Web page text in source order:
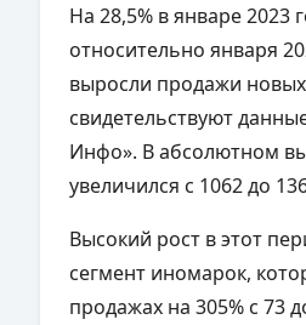
На 28,5% в январе 2023
относительно января
выросли продажи
свидетельствуют
Инфо». В абсолютном
увеличился с 1062 до
Высокий рост в этот
сегмент иномарок,
продажах на 305% с 73